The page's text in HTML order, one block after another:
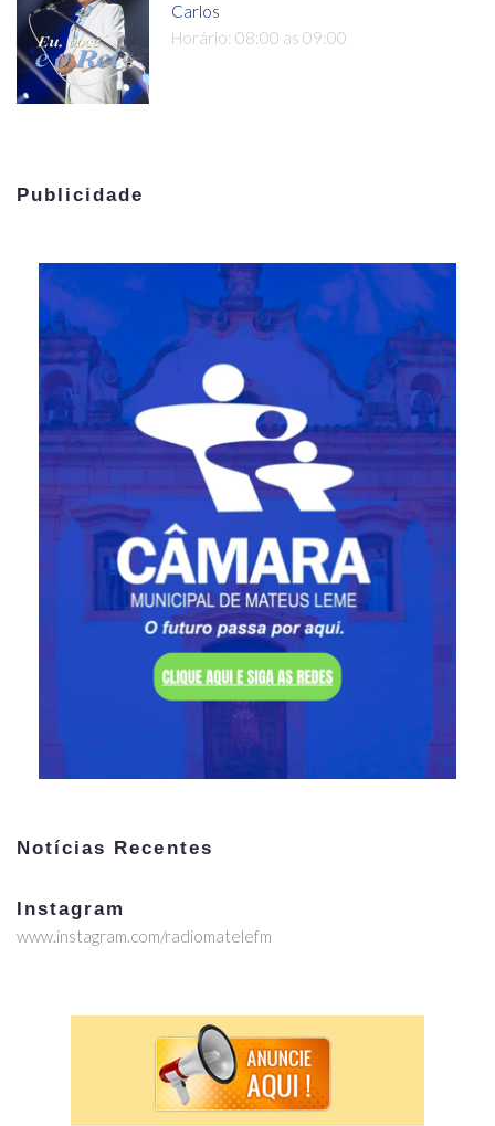
Carlos
Horário: 08:00 as 09:00
Publicidade
Notícias Recentes
Instagram
www.instagram.com/radiomatelefm